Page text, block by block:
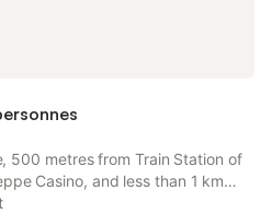
500 metres from Train Station of
Casino, and less than 1 km
It is set 600 metres from